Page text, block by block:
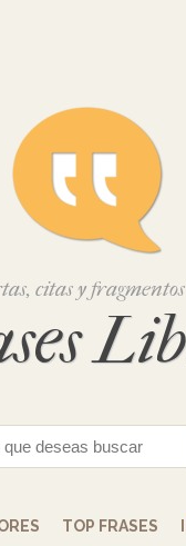
citas y
TOP FRASES